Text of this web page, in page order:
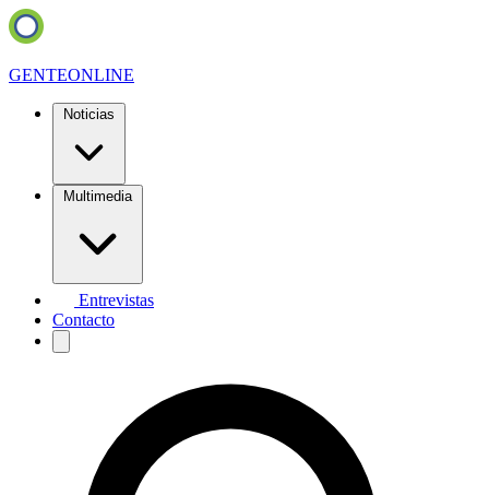
GENTEONLINE
Noticias
Multimedia
Entrevistas
Contacto